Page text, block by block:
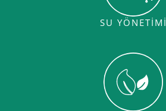
SU YÖNETIMI